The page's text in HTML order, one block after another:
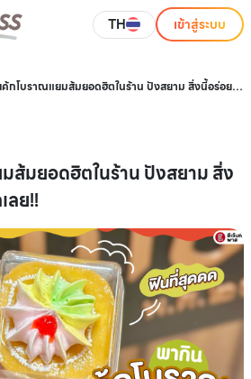
TH เข้าสู่ระบบ
กโบราณแยมส้มยอดฮิตในร้าน ปังสยาม สิ่งนี้อร่อย
ส้มยอดฮิตในร้าน ปังสยาม สิ่ง
ลย!!